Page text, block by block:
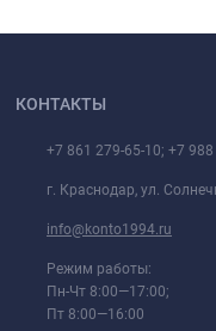
КОНТАКТЫ
+7 861 279-65-10; +7
г. Краснодар, ул.
info@konto1994.ru
Режим работы:
Пн-Чт 8:00—17:00;
Пт 8:00—16:00